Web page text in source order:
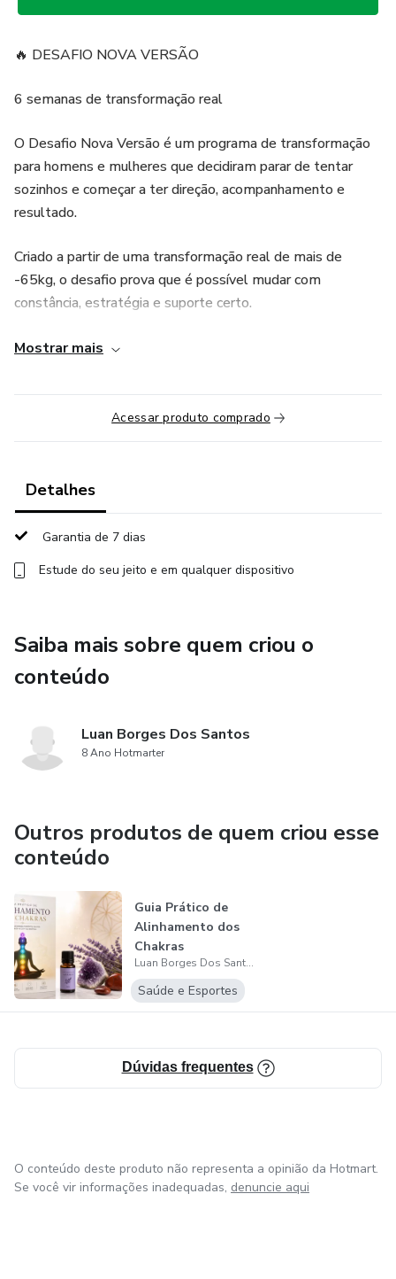
🔥 DESAFIO NOVA VERSÃO
6 semanas de transformação real
O Desafio Nova Versão é um programa de transformação
para homens e mulheres que decidiram parar de tentar
sozinhos e começar a ter direção, acompanhamento e
resultado.
Criado a partir de uma transformação real de mais de
-65kg, o desafio prova que é possível mudar com
constância, estratégia e suporte certo.
⸻
🎯 COMO FUNCIONA
✔️ Grupo fechado com suporte diário
✔️ Direcionamento de rotina e hábitos
✔️ E-book exclusivo (sono e organização)
✔️ Desafio final com premiação
⸻
Aqui você não estará sozinho.
O desafio conta com acompanhamento estratégico e
orientação profissional, trazendo mais segurança e clareza
durante todo o processo.
👉 Mais do que emagrecer, você vai aprender a não desistir
de você.
* já tentou emagrecer e não conseguiu manter
Mostrar mais
Acessar produto comprado
Detalhes
Garantia de 7 dias
Estude do seu jeito e em qualquer dispositivo
Saiba mais sobre quem criou o
conteúdo
Luan Borges Dos Santos
8 Ano Hotmarter
Outros produtos de quem criou esse
conteúdo
Guia Prático de
Alinhamento dos
Chakras
Luan Borges Dos Santos
Saúde e Esportes
Dúvidas frequentes
O conteúdo deste produto não representa a opinião da Hotmart.
Se você vir informações inadequadas, denuncie aqui